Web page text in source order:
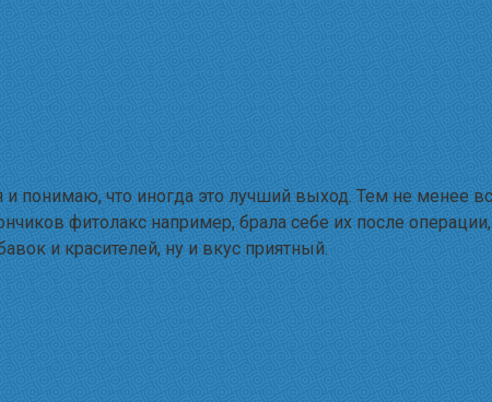
понимаю, что иногда это лучший выход. Тем не менее
фитолакс например, брала себе их после
и красителей, ну и вкус приятный.